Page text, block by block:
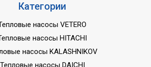
Категории
насосы VETERO
насосы HITACHI
насосы KALASHNIKOV
Тепловые насосы DAICHI